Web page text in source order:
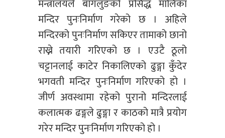
मन्त्रालयले बागलुङको प्रसिद्ध मालिका
मन्दिर पुनःनिर्माण गरेको छ । अहिले
मन्दिरको पुनःनिर्माण सकिएर तामाको छानो
राख्ने तयारी गरिएको छ । एउटै ठूलो
चट्टानलाई काटेर निकालिएको ढुङ्गा कुँदेर
भगवती मन्दिर पुनःनिर्माण गरिएको हो ।
जीर्ण अवस्थामा रहेको पुरानो मन्दिरलाई
कलात्मक ढङ्गले ढुङ्गा र काठको मात्रै प्रयोग
गरेर मन्दिर पुनःनिर्माण गरिएको हो ।